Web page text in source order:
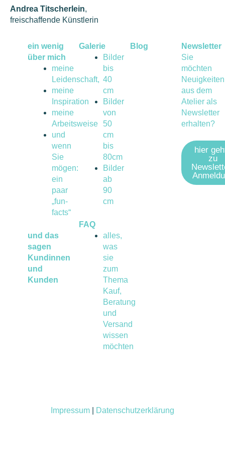
Andrea Titscherlein,
freischaffende Künstlerin
ein wenig
über mich
meine
Leidenschaft,
meine
Inspiration
meine
Arbeitsweise
und
wenn
Sie
mögen:
ein
paar
„fun-
facts“
und das
sagen
Kundinnen
und
Kunden
Galerie
Bilder
bis
40
cm
Bilder
von
50
cm
bis
80cm
Bilder
ab
90
cm
FAQ
alles,
was
sie
zum
Thema
Kauf,
Beratung
und
Versand
wissen
möchten
Blog
Newsletter
Sie
möchten
Neuigkeiten
aus dem
Atelier als
Newsletter
erhalten?
hier
zu
Impressum Datenschutzerklärung